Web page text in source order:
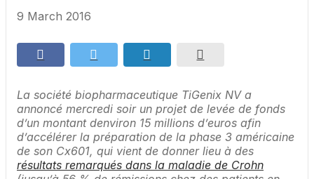
9 March 2016
La société biopharmaceutique TiGenix NV a
annoncé mercredi soir un projet de levée de fonds
d’un montant denviron 15 millions d’euros afin
d’accélérer la préparation de la phase 3 américaine
de son Cx601, qui vient de donner lieu à des
résultats remarqués dans la maladie de Crohn